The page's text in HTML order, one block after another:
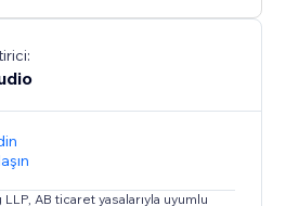
AB ticaret yasalarıyla uyumlu